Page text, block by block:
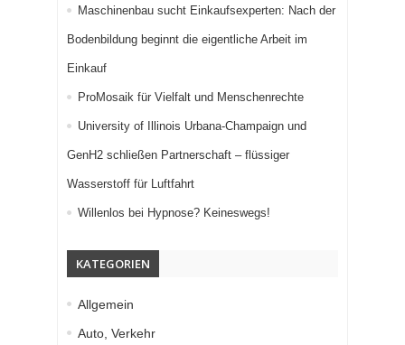
Maschinenbau sucht Einkaufsexperten: Nach der
Bodenbildung beginnt die eigentliche Arbeit im
Einkauf
ProMosaik für Vielfalt und Menschenrechte
University of Illinois Urbana-Champaign und
GenH2 schließen Partnerschaft – flüssiger
Wasserstoff für Luftfahrt
Willenlos bei Hypnose? Keineswegs!
KATEGORIEN
Allgemein
Auto, Verkehr